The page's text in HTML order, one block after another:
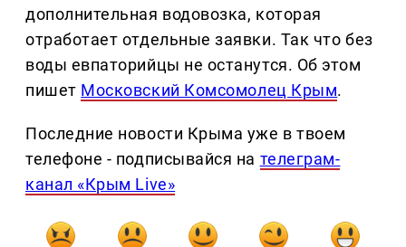
дополнительная водовозка, которая
отработает отдельные заявки. Так что без
воды евпаторийцы не останутся. Об этом
пишет Московский Комсомолец Крым.
Последние новости Крыма уже в твоем
телефоне - подписывайся на телеграм-
канал «Крым Live»